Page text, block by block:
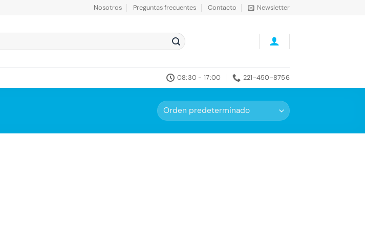
Nosotros Preguntas frecuentes Contacto Newsletter
08:30 - 17:00 221-450-8756